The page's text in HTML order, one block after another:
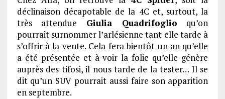
déclinaison décapotable de la 4C et, surtout, la
très attendue Giulia Quadrifoglio qu’on
pourrait surnommer l’arlésienne tant elle tarde à
s’offrir à la vente. Cela fera bientôt un an qu’elle
a été présentée et à voir la folie qu’elle génère
auprès des tifosi, il nous tarde de la tester… Il se
dit qu’un SUV pourrait aussi faire son apparition
en septembre.